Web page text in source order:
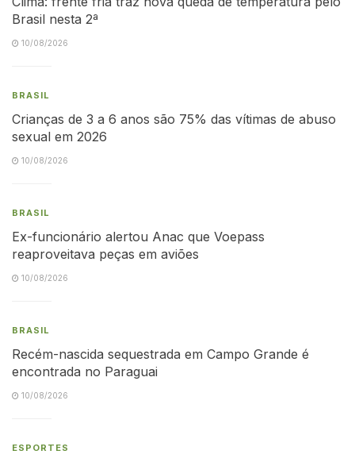
Brasil nesta 2ª
10/08/2026
BRASIL
Crianças de 3 a 6 anos são 75% das vítimas de abuso
sexual em 2026
10/08/2026
BRASIL
Ex-funcionário alertou Anac que Voepass
reaproveitava peças em aviões
10/08/2026
BRASIL
Recém-nascida sequestrada em Campo Grande é
encontrada no Paraguai
10/08/2026
ESPORTES